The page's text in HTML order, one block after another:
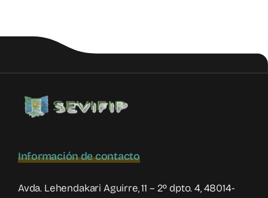
desde
modelo
Información de contacto
Avda. Lehendakari Aguirre, 11 – 2º dpto. 4, 48014-